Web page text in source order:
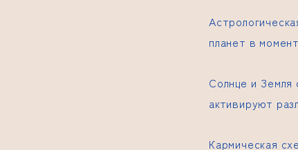
планет в
Солнце и
активируют
Кармическая